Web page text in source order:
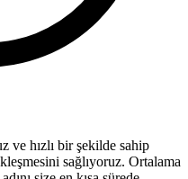
ve hızlı bir şekilde sahip
sağlıyoruz. Ortalama